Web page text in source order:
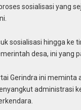
sosialisasi yang
sosialisasi hingga ke
desa, ini yang
Gerindra ini
administrasi